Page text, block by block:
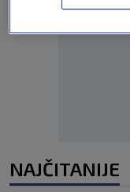
NAJČITANIJE